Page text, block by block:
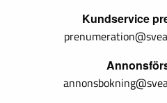
Kundservice